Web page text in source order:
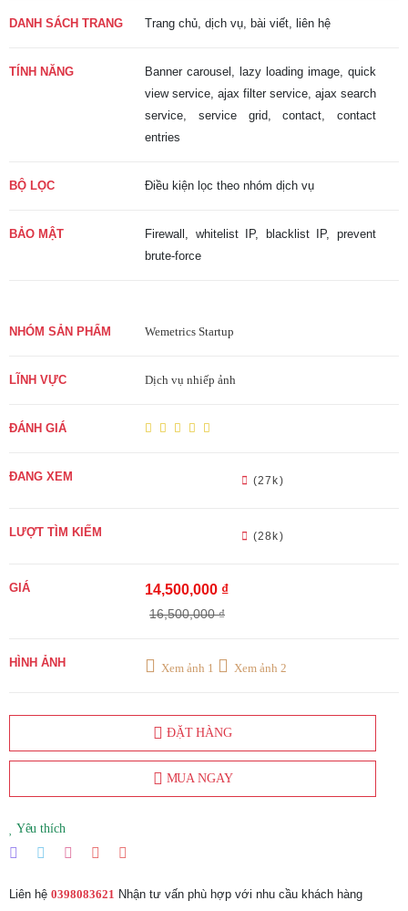
DANH SÁCH TRANG Trang chủ, dịch vụ, bài viết, liên hệ
TÍNH NĂNG
Banner carousel, lazy loading image, quick
view service, ajax filter service, ajax search
service, service grid, contact, contact
entries
BỘ LỌC Điều kiện lọc theo nhóm dịch vụ
BẢO MẬT
Firewall, whitelist IP, blacklist IP, prevent
brute-force
NHÓM SẢN PHẨM Wemetrics Startup
LĨNH VỰC Dịch vụ nhiếp ảnh
ĐÁNH GIÁ
ĐANG XEM (27k)
LƯỢT TÌM KIẾM (28k)
GIÁ 14,500,000 ₫
16,500,000 ₫
HÌNH ẢNH Xem ảnh 1 Xem ảnh 2
ĐẶT HÀNG
MUA NGAY
Yêu thích
Liên hệ 0398083621 Nhận tư vấn phù hợp với nhu cầu khách hàng